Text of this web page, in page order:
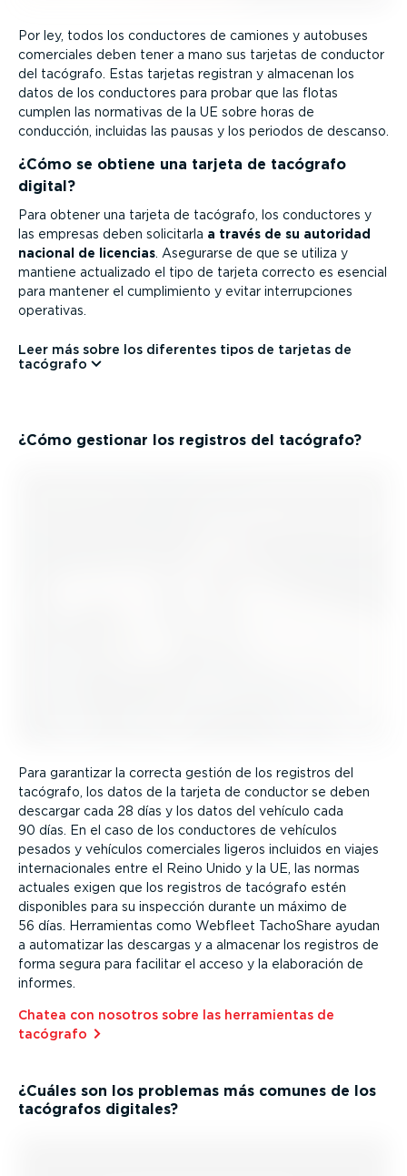
Por ley, todos los conductores de camiones y autobuses
comerciales deben tener a mano sus tarjetas de conductor
del tacógrafo. Estas tarjetas registran y almacenan los
datos de los conductores para probar que las flotas
cumplen las normativas de la UE sobre horas de
conducción, incluidas las pausas y los periodos de descanso.
¿Cómo se obtiene una tarjeta de tacógrafo
digital?
Para obtener una tarjeta de tacógrafo, los conductores y
las empresas deben solicitarla a través de su autoridad
nacional de licencias . Asegurarse de que se utiliza y
mantiene actualizado el tipo de tarjeta correcto es esencial
para mantener el cumpli­miento y evitar interrup­ciones
operativas.
Leer más sobre los diferentes tipos de tarjetas de
tacógrafo
¿Cómo gestionar los registros del tacógrafo?
Para garantizar la correcta gestión de los registros del
tacógrafo, los datos de la tarjeta de conductor se deben
descargar cada 28 días y los datos del vehículo cada
90 días. En el caso de los conductores de vehículos
pesados y vehículos comerciales ligeros incluidos en viajes
inter­na­cio­nales entre el Reino Unido y la UE, las normas
actuales exigen que los registros de tacógrafo estén
disponibles para su inspección durante un máximo de
56 días. Herra­mientas como Webfleet TachoShare ayudan
a automatizar las descargas y a almacenar los registros de
forma segura para facilitar el acceso y la elaboración de
informes.
Chatea con nosotros sobre las herra­mientas de
tacógrafo⁠
¿Cuáles son los problemas más comunes de los
tacógrafos digitales?